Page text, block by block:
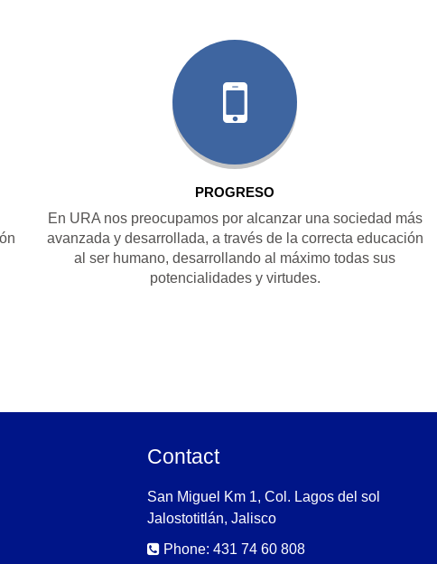
PROGRESO
En URA nos preocupamos por alcanzar una sociedad más
avanzada y desarrollada, a través de la correcta educación
al ser humano, desarrollando al máximo todas sus
potencialidades y virtudes.
Contact
San Miguel Km 1, Col. Lagos del sol
Jalostotitlán, Jalisco
Phone: 431 74 60 808